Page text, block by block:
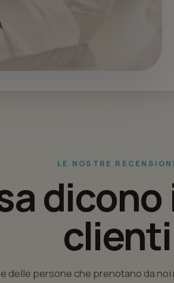
LE NOSTRE RECENSIONI
clienti
delle persone che prenotano da noi